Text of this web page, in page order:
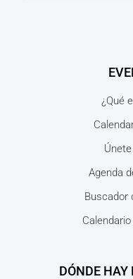
¿Qué
Agenda
Buscador
DÓNDE HAY